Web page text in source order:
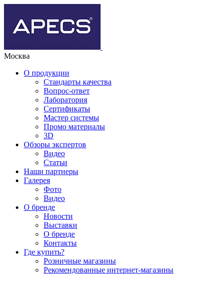
Москва
О продукции
Стандарты качества
Вопрос-ответ
Лаборатория
Сертификаты
Мастер системы
Промо материалы
3D
Обзоры экспертов
Видео
Статьи
Наши партнеры
Галерея
Фото
Видео
О бренде
Новости
Выставки
О бренде
Контакты
Где купить?
Розничные магазины
Рекомендованные интернет-магазины